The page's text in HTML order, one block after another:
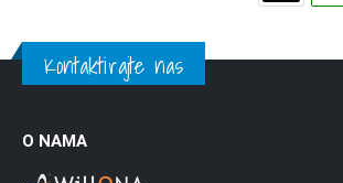
Kontaktirajte nas
O NAMA